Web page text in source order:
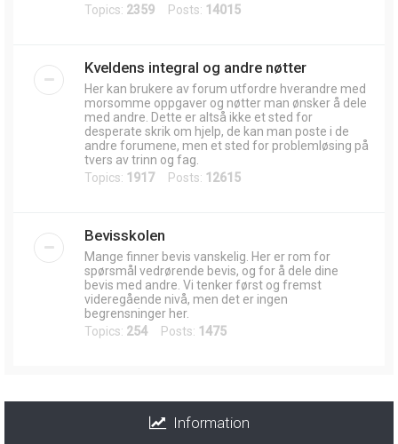
Topics: 2359 Posts: 14015
Kveldens integral og andre nøtter
Her kan brukere av forum utfordre hverandre med
morsomme oppgaver og nøtter man ønsker å dele
med andre. Dette er altså ikke et sted for
desperate skrik om hjelp, de kan man poste i de
andre forumene, men et sted for problemløsing på
tvers av trinn og fag.
Topics: 1917Posts: 12615
Bevisskolen
Mange finner bevis vanskelig. Her er rom for
spørsmål vedrørende bevis, og for å dele dine
bevis med andre. Vi tenker først og fremst
videregående nivå, men det er ingen
begrensninger her.
Topics: 254 Posts: 1475
Information